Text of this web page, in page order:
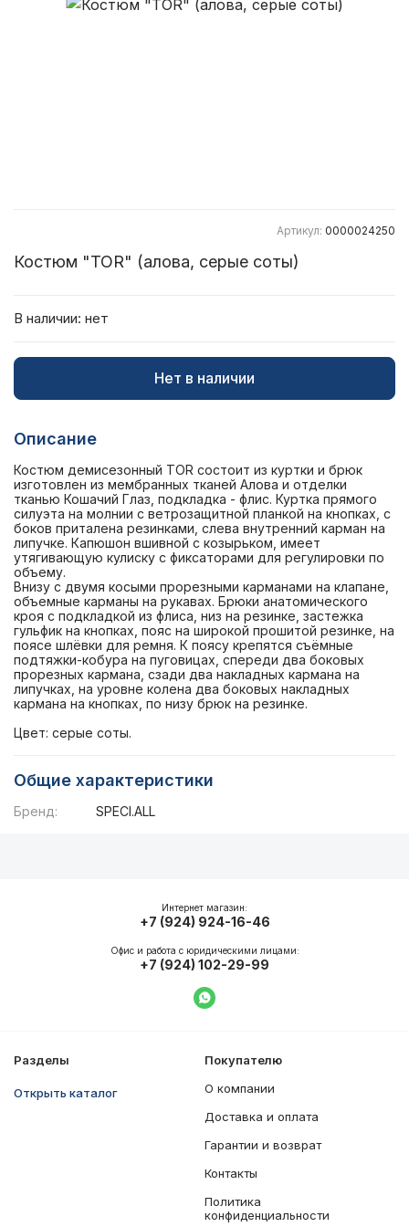
Артикул: 0000024250
Костюм "TOR" (алова, серые соты)
В наличии: нет
Нет в наличии
Описание
Костюм демисезонный TOR состоит из куртки и брюк
изготовлен из мембранных тканей Алова и отделки
тканью Кошачий Глаз, подкладка - флис. Куртка прямого
силуэта на молнии с ветрозащитной планкой на кнопках, с
боков приталена резинками, слева внутренний карман на
липучке. Капюшон вшивной с козырьком, имеет
утягивающую кулиску с фиксаторами для регулировки по
объему.
Внизу с двумя косыми прорезными карманами на клапане,
объемные карманы на рукавах. Брюки анатомического
кроя с подкладкой из флиса, низ на резинке, застежка
гульфик на кнопках, пояс на широкой прошитой резинке, на
поясе шлёвки для ремня. К поясу крепятся съёмные
подтяжки-кобура на пуговицах, спереди два боковых
прорезных кармана, сзади два накладных кармана на
липучках, на уровне колена два боковых накладных
кармана на кнопках, по низу брюк на резинке.
Цвет: серые соты.
Общие характеристики
Бренд: SPECI.ALL
Разделы
Открыть каталог
Покупателю
О компании
Доставка и оплата
Гарантии и возврат
Контакты
Политика
конфиденциальности
Интернет магазин:
+7 (924) 924-16-46
Офис и работа с юридическими лицами:
+7 (924) 102-29-99
Написать в WhatsApp